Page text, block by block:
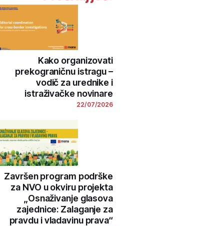
Kako organizovati
prekograničnu istragu –
vodič za urednike i
istraživačke novinare
22/07/2026
Završen program podrške
za NVO u okviru projekta
„Osnaživanje glasova
zajednice: Zalaganje za
pravdu i vladavinu prava“